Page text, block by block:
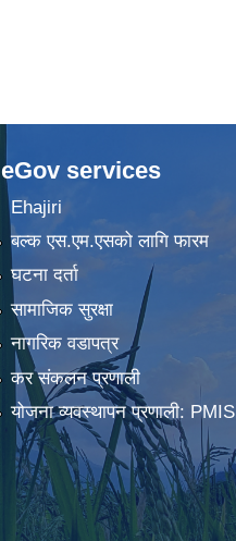
eGov services
Ehajiri
बल्क एस.एम.एसको लागि फारम
घटना दर्ता
सामाजिक सुरक्षा
नागरिक वडापत्र
कर संकलन प्रणाली
योजना व्यवस्थापन प्रणाली: PMIS